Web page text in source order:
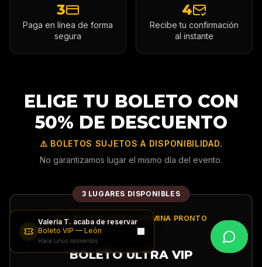
Valeria T. acaba de reservar
Boleto VIP — León
Hace unos momentos
3
Paga en línea de forma
segura
4
Recibe tu confirmación
al instante
ELIGE TU BOLETO CON
50% DE DESCUENTO
⚠️ BOLETOS SUJETOS A DISPONIBILIDAD.
No garantizamos lugar el mismo día del evento.
3 LUGARES DISPONIBLES
50% DE DESCUENTO TERMINA PRONTO
BOLETO ULTRA VIP